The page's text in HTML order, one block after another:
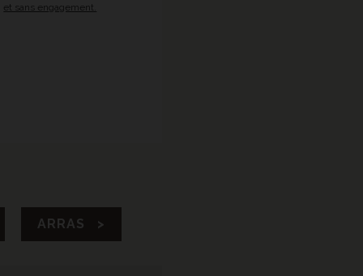
et sans engagement.
ARRAS >